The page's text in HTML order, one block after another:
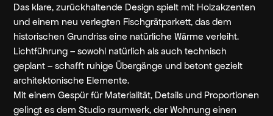
Das klare, zurückhaltende Design spielt mit Holzakzenten
und einem neu verlegten Fischgrätparkett, das dem
historischen Grundriss eine natürliche Wärme verleiht.
Lichtführung – sowohl natürlich als auch technisch
geplant – schafft ruhige Übergänge und betont gezielt
architektonische Elemente.
Mit einem Gespür für Materialität, Details und Proportionen
gelingt es dem Studio raumwerk, der Wohnung einen